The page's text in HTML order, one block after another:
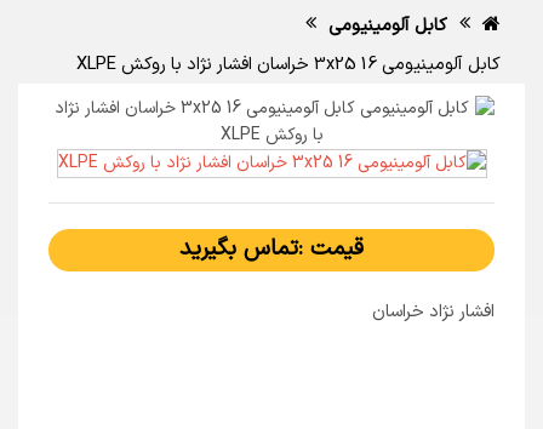
کابل آلومینیومی
کابل آلومینیومی 3x25 16 خراسان افشار نژاد با روکش XLPE
قیمت :تماس بگیرید
افشار نژاد خراسان